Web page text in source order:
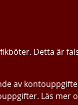
Detta är
av
Läs mer